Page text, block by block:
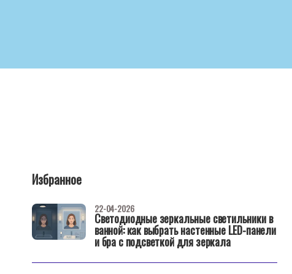
Избранное
Светодиодные зеркальные светильники в
ванной: как выбрать настенные LED-панели
и бра с подсветкой для зеркала
22-04-2026